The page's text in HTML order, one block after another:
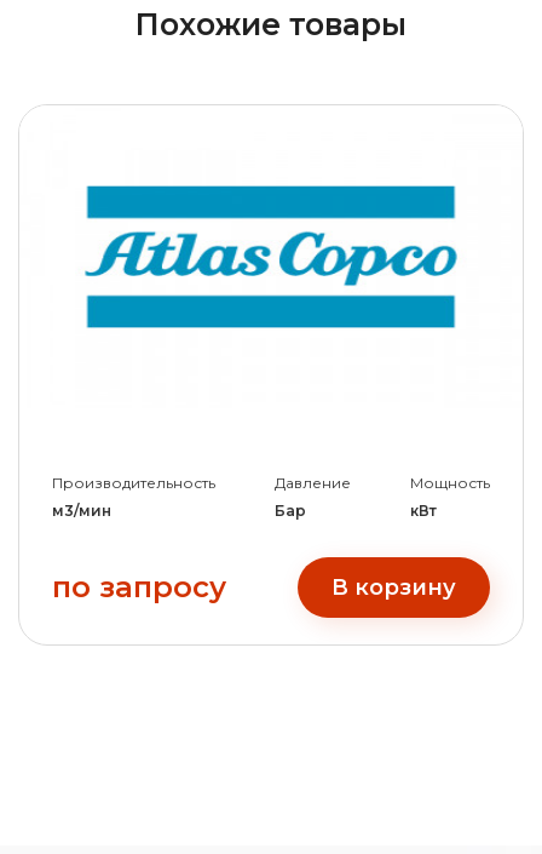
Похожие товары
Производительность
м3/мин
Давление
Бар
Мощность
кВт
по запросу В корзину